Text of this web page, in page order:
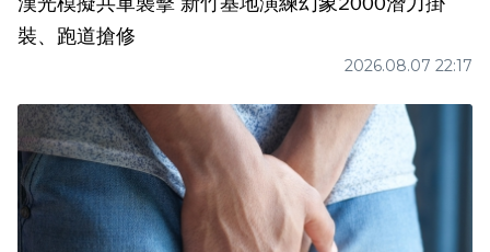
裝、跑道搶修
2026.08.07 22:17